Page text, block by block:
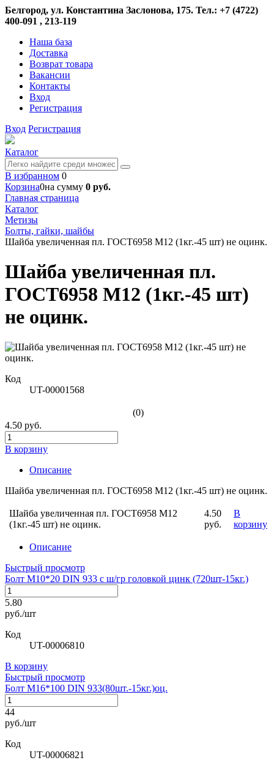
Белгород, ул. Константина Заслонова, 175. Тел.: +7 (4722)
400-091 , 213-119
Наша база
Доставка
Возврат товара
Вакансии
Контакты
Вход
Регистрация
Вход Регистрация
Каталог
В избранном 0
Корзина0на сумму 0 руб.
Главная страница
Каталог
Метизы
Болты, гайки, шайбы
Шайба увеличенная пл. ГОСТ6958 М12 (1кг.-45 шт) не оцинк.
Шайба увеличенная пл.
ГОСТ6958 М12 (1кг.-45 шт)
не оцинк.
Код
UT-00001568
(0)
4.50 руб.
В корзину
Описание
Шайба увеличенная пл. ГОСТ6958 М12 (1кг.-45 шт) не оцинк.
Шайба увеличенная пл. ГОСТ6958 М12
(1кг.-45 шт) не оцинк.
4.50
руб.
В
корзину
Описание
Быстрый просмотр
Болт М10*20 DIN 933 с ш/гр головкой цинк (720шт-15кг.)
5.80
руб./шт
Код
UT-00006810
В корзину
Быстрый просмотр
Болт М16*100 DIN 933(80шт.-15кг.)оц.
44
руб./шт
Код
UT-00006821